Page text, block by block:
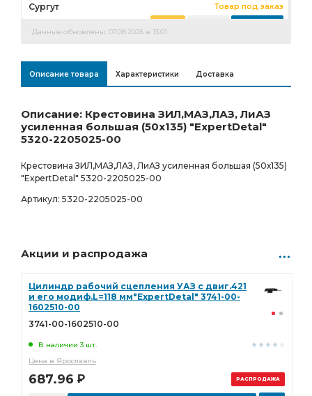
Сургут Товар под заказ
1 647.00 Р
Данные обновлены: 07.08.2026 в 13:01
Описание товара Характеристики Доставка
Описание: Крестовина ЗИЛ,МАЗ,ЛАЗ, ЛиАЗ
усиленная большая (50х135) "ExpertDetal"
5320-2205025-00
Крестовина ЗИЛ,МАЗ,ЛАЗ, ЛиАЗ усиленная большая (50х135)
"ExpertDetal" 5320-2205025-00
Артикул: 5320-2205025-00
Акции и распродажа
РАСПРОДАЖА
Цилиндр рабочий сцепления УАЗ с двиг.421
и его модиф.L=118 мм"ExpertDetal" 3741-00-
1602510-00
3741-00-1602510-00
В наличии 3 шт.
Цена в Ярославль
687.96 Р